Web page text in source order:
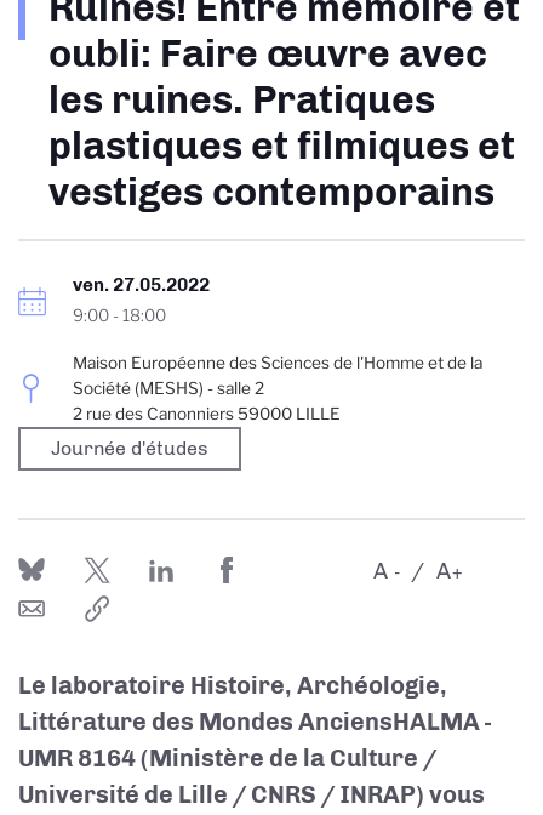
oubli: Faire œuvre avec
les ruines. Pratiques
plastiques et filmiques et
vestiges contemporains
ven. 27.05.2022
9:00 -18:00
Maison Européenne des Sciences de l'Homme et de la
Société (MESHS) - salle 2
2 rue des Canonniers 59000 LILLE
Journée d'études
-
A +
A
Le laboratoire Histoire, Archéologie,
Littérature des Mondes AnciensHALMA -
UMR 8164 (Ministère de la Culture /
Université de Lille / CNRS / INRAP) vous